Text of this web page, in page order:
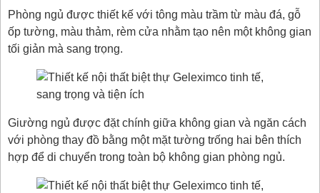
Phòng ngủ được thiết kế với tông màu trầm từ màu đá, gỗ
ốp tường, màu thảm, rèm cửa nhằm tạo nên một không gian
tối giản mà sang trọng.
Giường ngủ được đặt chính giữa không gian và ngăn cách
với phòng thay đồ bằng một mặt tường trống hai bên thích
hợp để di chuyển trong toàn bộ không gian phòng ngủ.